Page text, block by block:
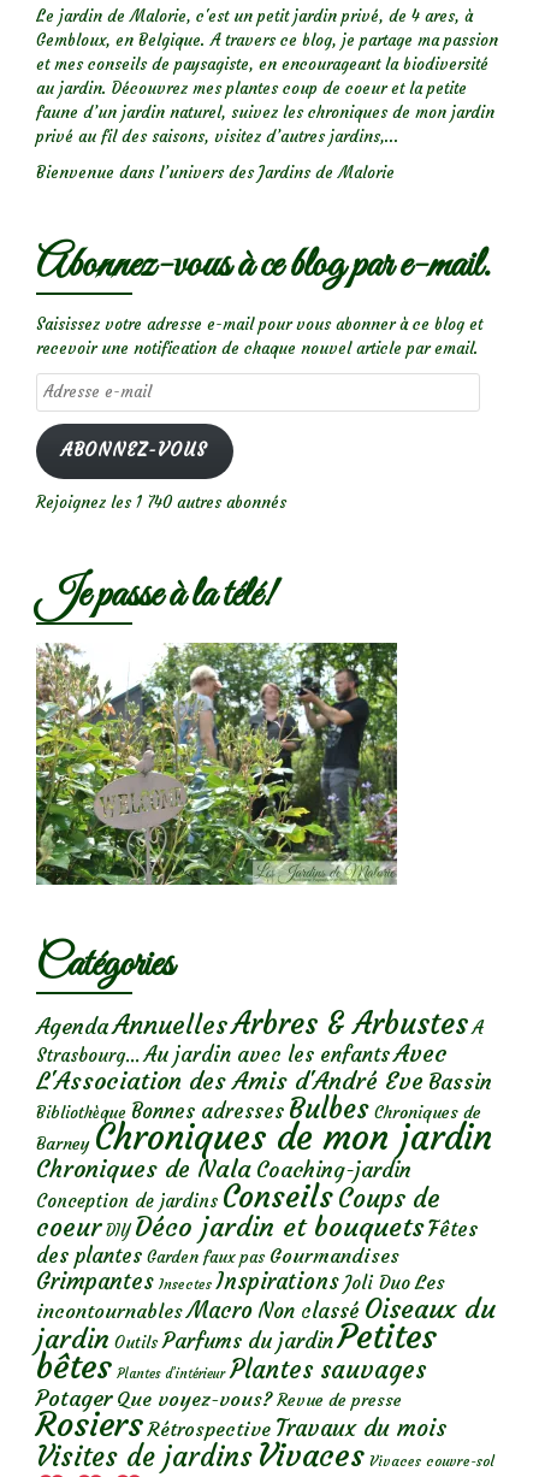
Le jardin de Malorie, c'est un petit jardin privé, de 4 ares, à
Gembloux, en Belgique. A travers ce blog, je partage ma passion
et mes conseils de paysagiste, en encourageant la biodiversité
au jardin. Découvrez mes plantes coup de coeur et la petite
faune d’un jardin naturel, suivez les chroniques de mon jardin
privé au fil des saisons, visitez d’autres jardins,...
Bienvenue dans l’univers des Jardins de Malorie
Abonnez-vous à ce blog par e-mail.
Saisissez votre adresse e-mail pour vous abonner à ce blog et
recevoir une notification de chaque nouvel article par email.
Adresse
e-
mail
ABONNEZ-VOUS
Rejoignez les 1 740 autres abonnés
Je passe à la télé!
Catégories
AgendaAnnuellesArbres & Arbustes A
Strasbourg... Au jardin avec les enfantsAvec
L'Association des Amis d'André Eve Bassin
Bibliothèque Bonnes adresses Bulbes Chroniques de
Barney Chroniques de mon jardin
Chroniques de Nala Coaching-jardin
Conception de jardins ConseilsCoups de
coeur DIY Déco jardin et bouquetsFêtes
des plantes Garden faux pas Gourmandises
Grimpantes Insectes Inspirations Joli Duo Les
incontournables Macro Non classé Oiseaux du
jardin Outils Parfums du jardinPetites
bêtes Plantes d’intérieur Plantes sauvages
Potager Que voyez-vous? Revue de presse
Rosiers Rétrospective Travaux du mois
Visites de jardins Vivaces Vivaces couvre-sol